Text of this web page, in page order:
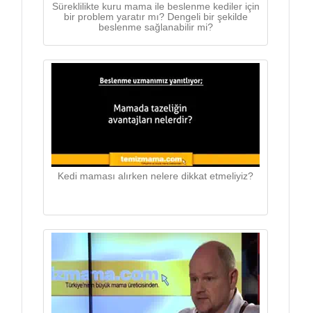
Süreklilikte kuru mama ile beslenme kediler için
bir problem yaratır mı? Dengeli bir şekilde
beslenme sağlanabilir mi?
Kedi maması alırken nelere dikkat etmeliyiz?